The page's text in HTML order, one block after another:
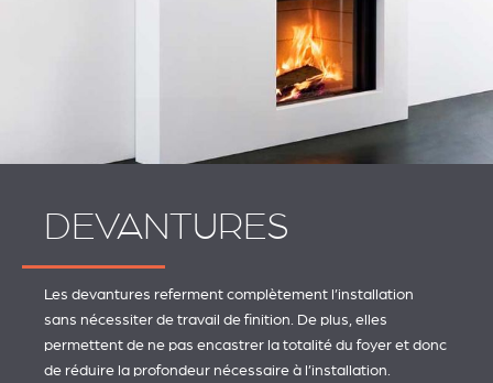
DEVANTURES
Les devantures referment complètement l’installation
sans nécessiter de travail de finition. De plus, elles
permettent de ne pas encastrer la totalité du foyer et donc
de réduire la profondeur nécessaire à l’installation.